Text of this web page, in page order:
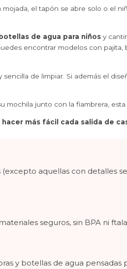
el tapón se abre solo o el
botellas de agua para niñosy
encontrar modelos con pajita,
de limpiar. Si además el
junto con la fiambrera,
más fácil cada salida de
aquellas con detalles
seguros, sin BPA ni
y botellas de agua pensadas